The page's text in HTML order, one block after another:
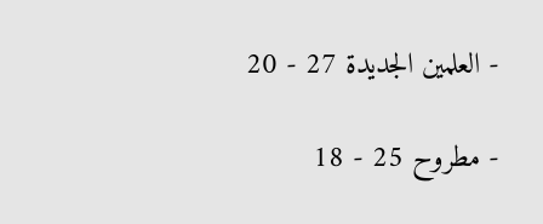
- العلمين الجديدة 27 - 20
- مطروح 25 - 18